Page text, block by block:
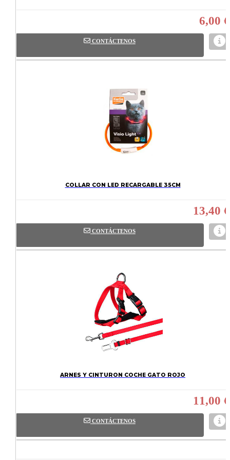
6,00 €
CONTÁCTENOS
COLLAR CON LED RECARGABLE 35CM
13,40 €
CONTÁCTENOS
ARNES Y CINTURON COCHE GATO ROJO
11,00 €
CONTÁCTENOS